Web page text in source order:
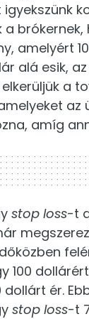
brókernek,
amelyért
alá esik,
elkerüljük a
az
amíg
stop loss-t
100
ér.
stop loss-t